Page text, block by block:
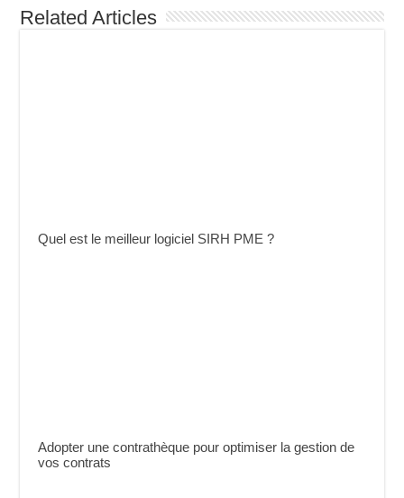
Related Articles
Quel est le meilleur logiciel SIRH PME ?
Adopter une contrathèque pour optimiser la gestion de
vos contrats